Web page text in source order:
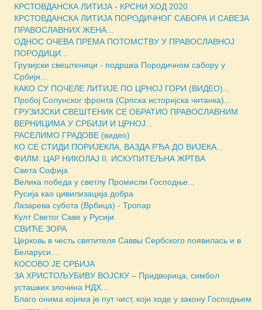
КРСТОВДАНСКА ЛИТИЈА - КРСНИ ХОД 2020
КРСТОВДАНСКА ЛИТИЈА ПОРОДИЧНОГ САБОРА И САВЕЗА
ПРАВОСЛАВНИХ ЖЕНА...
ОДНОС ОЧЕВА ПРЕМА ПОТОМСТВУ У ПРАВОСЛАВНОЈ
ПОРОДИЦИ...
Грузијски свештеници - подршка Породичном сабору у
Србији...
КАКО СУ ПОЧЕЛЕ ЛИТИЈЕ ПО ЦРНОЈ ГОРИ (ВИДЕО)...
Пробој Солунског фронта (Српска историјска читанка)...
ГРУЗИЈСКИ СВЕШТЕНИК СЕ ОБРАТИО ПРАВОСЛАВНИМ
ВЕРНИЦИМА У СРБИЈИ И ЦРНОЈ...
РАСЕЛИМО ГРАДОВЕ (видео)
КО СЕ СТИДИ ПОРИЈЕКЛА, ВАЗДА РЂА ДО ВИЈЕКА...
ФИЛМ: ЦАР НИКОЛАЈ II. ИСКУПИТЕЉНА ЖРТВА
Света Софиja
Велика победа у светлу Промисли Господње...
Русија као цивилизација добра
Лазарева субота (Врбица) - Тропар
Култ Светог Саве у Русији
СВИЋЕ ЗОРА
Церковь в честь святителя Саввы Сербского появилась и в
Беларуси....
КОСОВО ЈЕ СРБИЈА
ЗА ХРИСТОЉУБИВУ ВОЈСКУ – Придворица, симбол
усташких злочина НДХ...
Благо онима којима је пут чист, који ходе у закону Господњем